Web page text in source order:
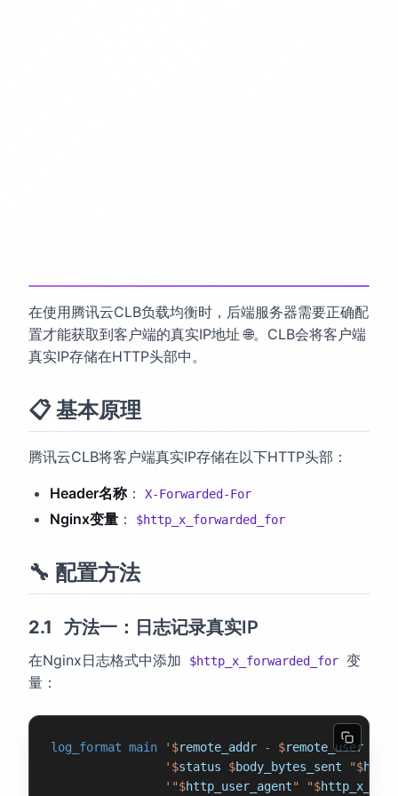
在使用腾讯云CLB负载均衡时，后端服务器需要正确配
置才能获取到客户端的真实IP地址 🌐。CLB会将客户端
真实IP存储在HTTP头部中。
📋 基本原理
腾讯云CLB将客户端真实IP存储在以下HTTP头部：
Header名称： X-Forwarded-For
Nginx变量 ： $http_x_forwarded_for
🔧 配置方法
方法一：日志记录真实IP
在Nginx日志格式中添加 $http_x_forwarded_for 变
量：
log_format main '$remote_addr - $remote_user
                '$
status $body_bytes_sent "$
                '"$
http_user_agent" "$